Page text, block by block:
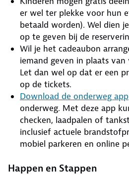
er wel ter plekke voor hun
betaald worden). Wel dien
op te geven bij de
Wil je het cadeaubon
iemand geven in plaats van
Let dan wel op dat er een
op de tickets.
Download de onderweg app
onderweg. Met deze app
checken, laadpalen of
inclusief actuele
mobiel parkeren en online
Happen en Stappen